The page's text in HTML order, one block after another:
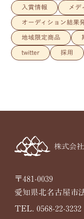
入賞情報 メデ
オーディション結果
地域限定商品
twitter 採用
〒481-0039
愛知県北名古屋市
TEL. 0568-22-3232